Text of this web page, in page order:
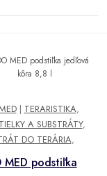
| TERARISTIKA,
A SUBSTRÁTY,
DO TERÁRIA,
MED podstiľka